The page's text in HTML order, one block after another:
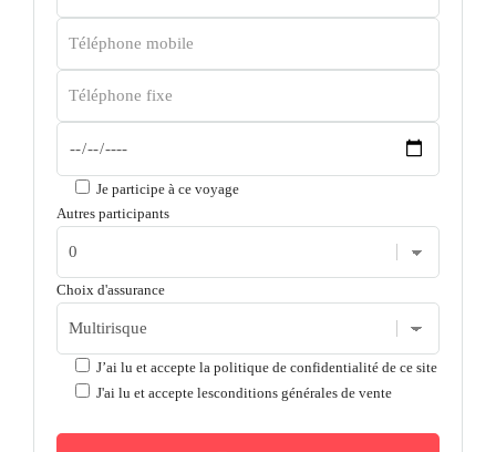
Je participe à ce voyage
Autres participants
Choix d'assurance
J’ai lu et accepte la politique de confidentialité de ce site
J'ai lu et accepte lesconditions générales de vente